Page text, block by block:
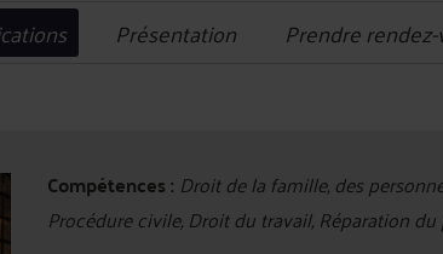
Présentation Prendre
Compétences : Droit de la famille, des
Procédure civile, Droit du travail, Réparation